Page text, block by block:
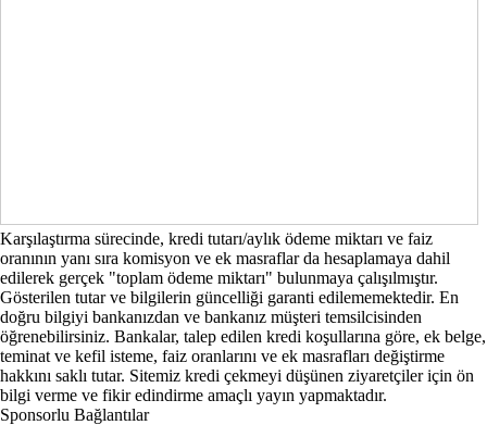
Karşılaştırma sürecinde, kredi tutarı/aylık ödeme miktarı ve faiz
oranının yanı sıra komisyon ve ek masraflar da hesaplamaya dahil
edilerek gerçek "toplam ödeme miktarı" bulunmaya çalışılmıştır.
Gösterilen tutar ve bilgilerin güncelliği garanti edilememektedir. En
doğru bilgiyi bankanızdan ve bankanız müşteri temsilcisinden
öğrenebilirsiniz. Bankalar, talep edilen kredi koşullarına göre, ek belge,
teminat ve kefil isteme, faiz oranlarını ve ek masrafları değiştirme
hakkını saklı tutar. Sitemiz kredi çekmeyi düşünen ziyaretçiler için ön
bilgi verme ve fikir edindirme amaçlı yayın yapmaktadır.
Sponsorlu Bağlantılar